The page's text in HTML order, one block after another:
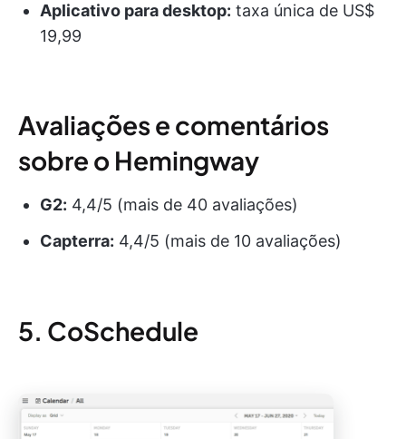
Aplicativo para desktop: taxa única de US$
19,99
Avaliações e comentários
sobre o Hemingway
G2: 4,4/5 (mais de 40 avaliações)
Capterra: 4,4/5 (mais de 10 avaliações)
5. CoSchedule